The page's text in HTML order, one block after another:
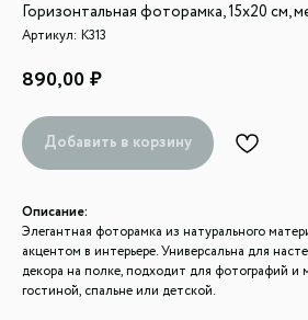
Горизонтальная фоторамка, 15x20 см,
Артикул: К313
890,00₽
Добавить в корзину
Описание:
Элегантная фоторамка из натурального
акцентом в интерьере. Универсальна для
декора на полке, подходит для фотографий и
гостиной, спальне или детской.